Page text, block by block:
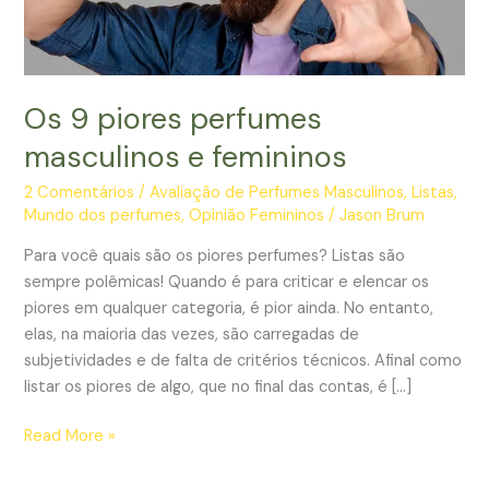
Os 9 piores perfumes
masculinos e femininos
2 Comentários /Avaliação de Perfumes Masculinos,Listas,
Mundo dos perfumes,Opinião Femininos /Jason Brum
Para você quais são os piores perfumes? Listas são
sempre polêmicas! Quando é para criticar e elencar os
piores em qualquer categoria, é pior ainda. No entanto,
elas, na maioria das vezes, são carregadas de
subjetividades e de falta de critérios técnicos. Afinal como
listar os piores de algo, que no final das contas, é […]
Os
Read More »